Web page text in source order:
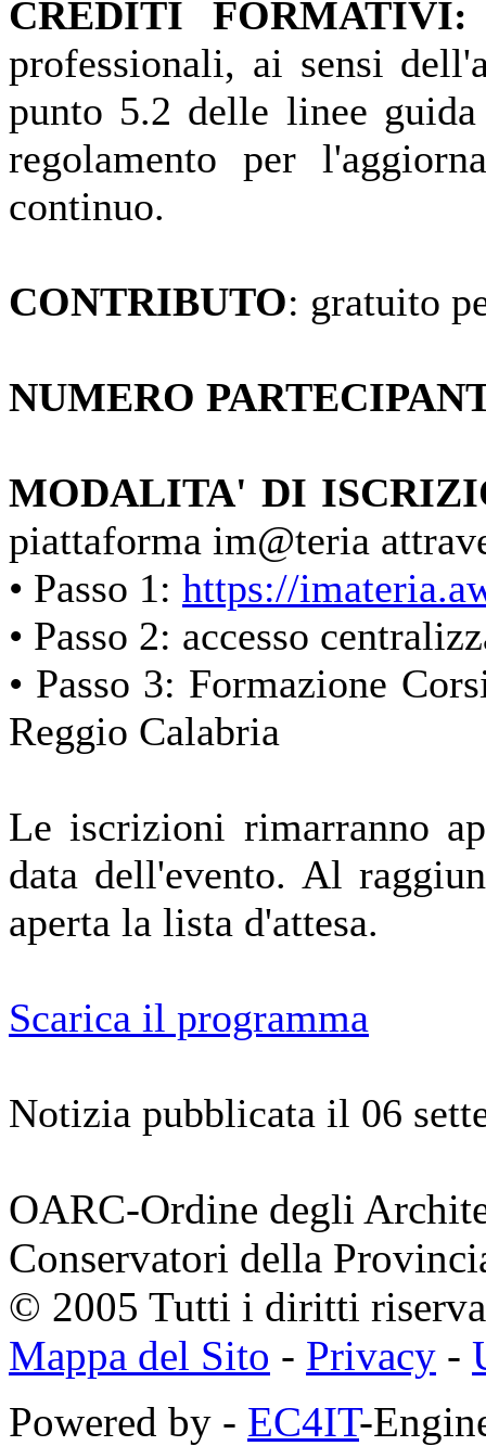
CREDITI FORMATIVI:
professionali, ai sensi
punto 5.2 delle linee
regolamento per
continuo.
CONTRIBUTO: gratuito
NUMERO
MODALITA' DI
piattaforma im@teria
• Passo 1: https://
• Passo 2: accesso
• Passo 3: Formazione
Reggio Calabria
Le iscrizioni rimarranno
data dell'evento. Al
aperta la lista d'attesa.
Scarica il programma
Notizia pubblicata il 06
OARC-Ordine degli
Conservatori della
© 2005 Tutti i diritti
Mappa del Sito - Privacy -
Powered by - EC4IT-